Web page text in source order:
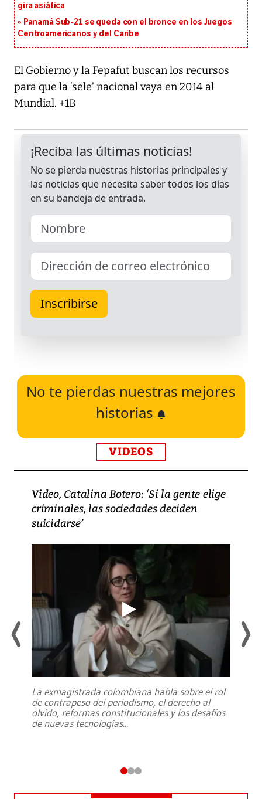
gira asiática
Panamá Sub-21 se queda con el bronce en los Juegos
Centroamericanos y del Caribe
El Gobierno y la Fepafut buscan los recursos
para que la ‘sele’ nacional vaya en 2014 al
Mundial. +1B
No te pierdas nuestras mejores
historias
VIDEOS
Video, Catalina Botero: ‘Si la gente elige
criminales, las sociedades deciden
suicidarse’
La exmagistrada colombiana habla sobre el rol
de contrapeso del periodismo, el derecho al
olvido, reformas constitucionales y los desafíos
de nuevas tecnologías...